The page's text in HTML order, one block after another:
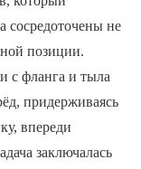
сосредоточены не
позиции.
с фланга и тыла
придерживаясь
впереди
заключалась